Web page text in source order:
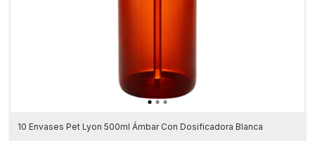
10 Envases Pet Lyon 500ml Ámbar Con Dosificadora Blanca